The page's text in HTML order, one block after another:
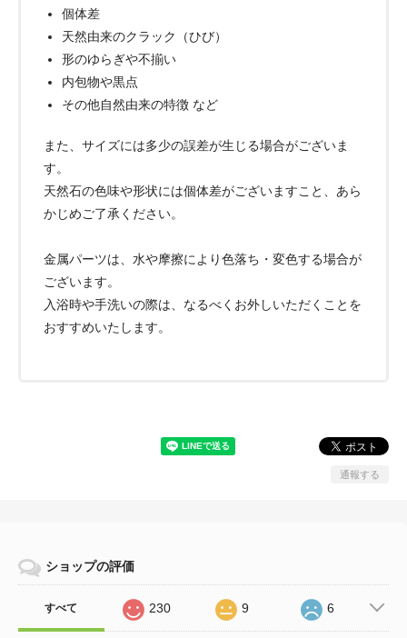
個体差
天然由来のクラック（ひび）
形のゆらぎや不揃い
内包物や黒点
その他自然由来の特徴 など
また、サイズには多少の誤差が生じる場合がございま
す。
天然石の色味や形状には個体差がございますこと、あら
かじめご了承ください。
金属パーツは、水や摩擦により色落ち・変色する場合が
ございます。
入浴時や手洗いの際は、なるべくお外しいただくことを
おすすめいたします。
通報する
ショップの評価
すべて 230 9 6